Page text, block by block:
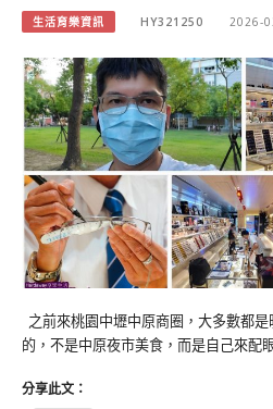
生活育樂資訊 HY321250 2026-
之前來桃園中壢中原商圈，大多數都
的，不是中原夜市美食，而是自己來配
分享此文：